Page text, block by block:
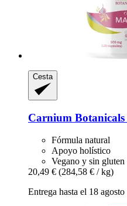
Cesta
Carnium Botanicals
Fórmula natural
Apoyo holístico
Vegano y sin gluten
20,49 € (284,58 € / kg)
Entrega hasta el 18 agosto